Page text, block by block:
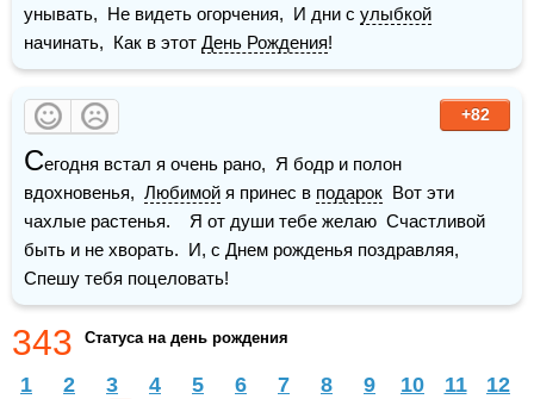
унывать,  Не видеть огорчения,  И дни с улыбкой
начинать,  Как в этот День Рождения!
+82
Сегодня встал я очень рано,  Я бодр и полон
вдохновенья, Любимой я принес в подарок
  Вот эти
чахлые растенья.    Я от души тебе желаю  Счастливой
быть и не хворать.  И, с Днем рожденья поздравляя,
Спешу тебя поцеловать!
343 Статуса на день рождения
1 2 3 4 5 6 7 8 9 10 11
12